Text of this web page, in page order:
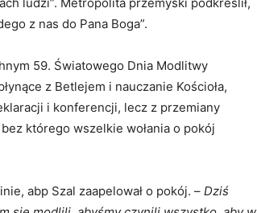
z nas do Pana Boga”.
59. Światowego Dnia Modlitwy
z Betlejem i nauczanie Kościoła,
i konferencji, lecz z przemiany
którego wszelkie wołania o pokój
abp Szal zaapelował o pokój. – Dziś